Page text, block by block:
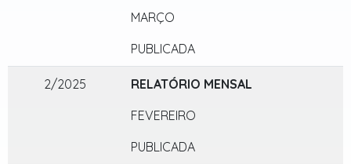
MARÇO
PUBLICADA
2/2025
RELATÓRIO MENSAL
FEVEREIRO
PUBLICADA